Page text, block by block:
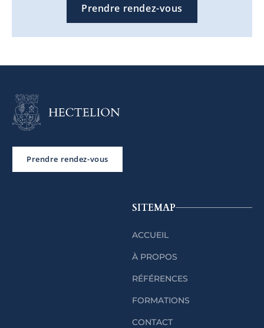
Prendre rendez-vous
Prendre rendez-vous
SITEMAP
ACCUEIL
À PROPOS
RÉFÉRENCES
FORMATIONS
CONTACT